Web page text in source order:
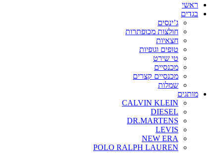
ראשי
בגדים
ג’ינסים
חולצות מכופתרות
חצאיות
טופים וגופיות
טי שירט
מכנסיים
מכנסיים קצרים
שמלות
מותגים
CALVIN KLEIN
DIESEL
DR.MARTENS
LEVIS
NEW ERA
POLO RALPH LAUREN